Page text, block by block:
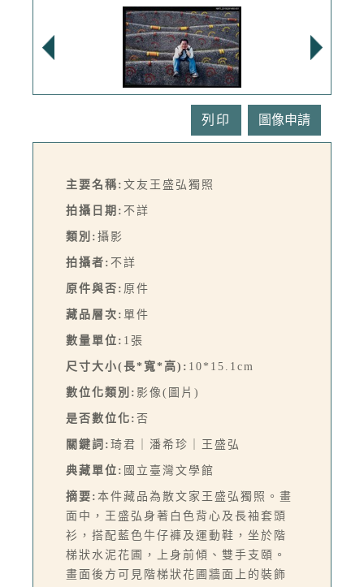
列印
主要名稱: 文友王盛弘獨照
拍攝日期: 不詳
類別: 攝影
拍攝者: 不詳
原件與否: 原件
藏品層次: 單件
數量單位: 1張
尺寸大小(長*寬*高): 10*15.1cm
數位化類別: 影像(圖片)
是否數位化: 否
關鍵詞: 琦君｜潘希珍｜王盛弘
典藏單位: 國立臺灣文學館
摘要: 本件藏品為散文家王盛弘獨照。畫
面中，王盛弘身著白色背心及長袖套頭
衫，搭配藍色牛仔褲及運動鞋，坐於階
梯狀水泥花圃，上身前傾、雙手支頤。
畫面後方可見階梯狀花圃牆面上的裝飾